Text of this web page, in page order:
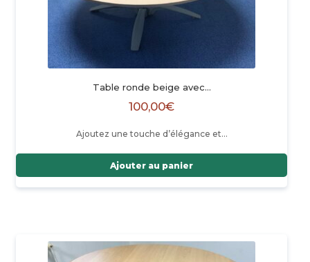
Table ronde beige avec…
100,00€
Ajoutez une touche d’élégance et…
Ajouter au panier